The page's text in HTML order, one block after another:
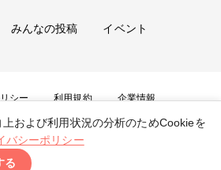
みんなの投稿 イベント
シー 利用規約 企業情報
お問い合わせ
Co., Ltd. All Rights Reserved.
および利用状況の分析のためCookieを
バシーポリシー
る